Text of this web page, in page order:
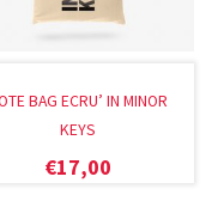
BAG ECRU’ IN MINOR
KEYS
€17,00